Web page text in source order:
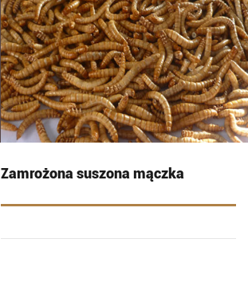
Zamrożona suszona mączka